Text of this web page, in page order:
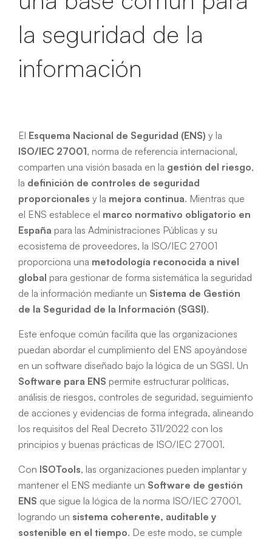
la seguridad de la
información
El Esquema Nacional de Seguridad (ENS) y la
ISO/IEC 27001, norma de referencia internacional,
comparten una visión basada en la gestión del riesgo,
la definición de controles de seguridad
proporcionales y la mejora continua. Mientras que
el ENS establece el marco normativo obligatorio en
España para las Administraciones Públicas y su
ecosistema de proveedores, la ISO/IEC 27001
proporciona una metodología reconocida a nivel
global para gestionar de forma sistemática la seguridad
de la información mediante un Sistema de Gestión
de la Seguridad de la Información (SGSI).
Este enfoque común facilita que las organizaciones
puedan abordar el cumplimiento del ENS apoyándose
en un software diseñado bajo la lógica de un SGSI. Un
Software para ENS permite estructurar políticas,
análisis de riesgos, controles de seguridad, seguimiento
de acciones y evidencias de forma integrada, alineando
los requisitos del Real Decreto 311/2022 con los
principios y buenas prácticas de ISO/IEC 27001.
Con ISOTools, las organizaciones pueden implantar y
mantener el ENS mediante un Software de gestión
ENS que sigue la lógica de la norma ISO/IEC 27001,
logrando un sistema coherente, auditable y
sostenible en el tiempo. De este modo, se cumple